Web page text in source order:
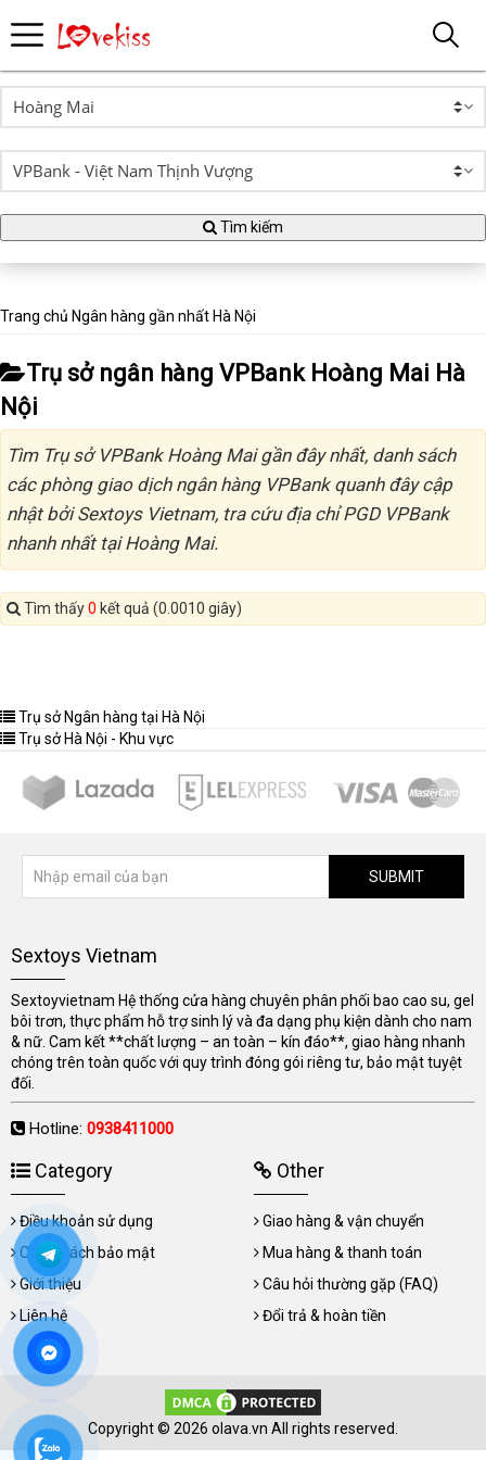
Tìm kiếm
Trang chủ Ngân hàng gần nhất Hà Nội
Trụ sở ngân hàng VPBank Hoàng Mai Hà
Nội
Tìm Trụ sở VPBank Hoàng Mai gần đây nhất, danh sách
các phòng giao dịch ngân hàng VPBank quanh đây cập
nhật bởi Sextoys Vietnam, tra cứu địa chỉ PGD VPBank
nhanh nhất tại Hoàng Mai.
Tìm thấy0 kết quả (0.0010 giây)
Trụ sở Ngân hàng tại Hà Nội
Trụ sở Hà Nội - Khu vực
SUBMIT
Sextoys Vietnam
Sextoyvietnam Hệ thống cửa hàng chuyên phân phối bao cao su, gel
bôi trơn, thực phẩm hỗ trợ sinh lý và đa dạng phụ kiện dành cho nam
& nữ. Cam kết **chất lượng – an toàn – kín đáo**, giao hàng nhanh
chóng trên toàn quốc với quy trình đóng gói riêng tư, bảo mật tuyệt
đối.
Hotline: 0938411000
Category
Điều khoản sử dụng
Chính sách bảo mật
Giới thiệu
Liên hệ
Other
Giao hàng & vận chuyển
Mua hàng & thanh toán
Câu hỏi thường gặp (FAQ)
Đổi trả & hoàn tiền
Copyright © 2026 olava.vn All rights reserved.